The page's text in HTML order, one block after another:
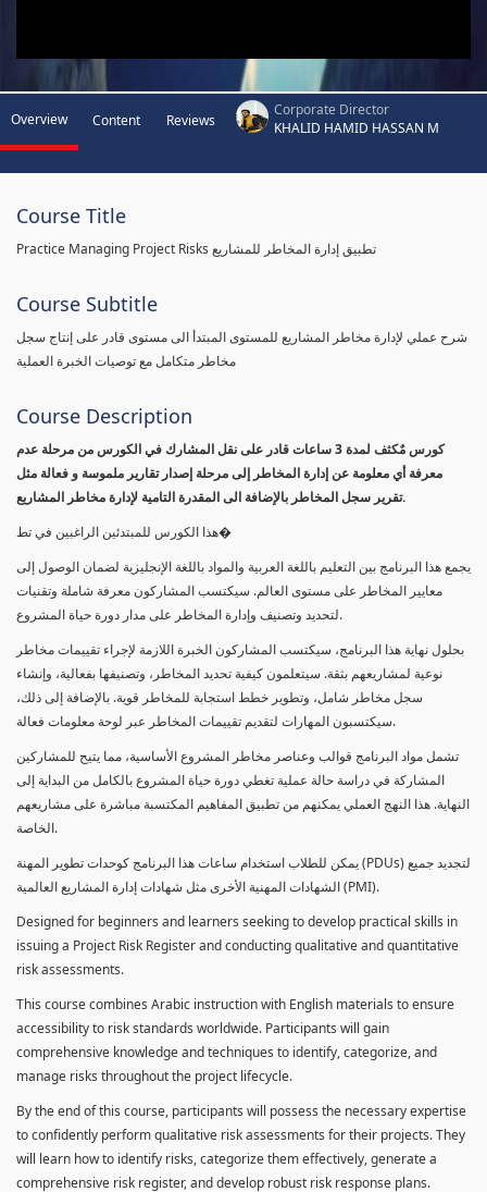
Overview Content Reviews
Corporate Director
KHALID HAMID HASSAN M
Course Title
Practice Managing Project Risks تطبيق إدارة المخاطر للمشاريع
Course Subtitle
شرح عملي لإدارة مخاطر المشاريع للمستوى المبتدأ الى مستوى قادر على إنتاج سجل
مخاطر متكامل مع توصيات الخبرة العملية
Course Description
كورس مٌكثف لمدة 3 ساعات قادر على نقل المشارك في الكورس من مرحلة عدم
معرفة أي معلومة عن إدارة المخاطر إلى مرحلة إصدار تقارير ملموسة و فعالة مثل
تقرير سجل المخاطر بالإضافة الى المقدرة التامية لإدارة مخاطر المشاريع.
هذا الكورس للمبتدئين الراغبين في تط�
يجمع هذا البرنامج بين التعليم باللغة العربية والمواد باللغة الإنجليزية لضمان الوصول إلى
معايير المخاطر على مستوى العالم. سيكتسب المشاركون معرفة شاملة وتقنيات
لتحديد وتصنيف وإدارة المخاطر على مدار دورة حياة المشروع.
بحلول نهاية هذا البرنامج، سيكتسب المشاركون الخبرة اللازمة لإجراء تقييمات مخاطر
نوعية لمشاريعهم بثقة. سيتعلمون كيفية تحديد المخاطر، وتصنيفها بفعالية، وإنشاء
سجل مخاطر شامل، وتطوير خطط استجابة للمخاطر قوية. بالإضافة إلى ذلك،
سيكتسبون المهارات لتقديم تقييمات المخاطر عبر لوحة معلومات فعالة.
تشمل مواد البرنامج قوالب وعناصر مخاطر المشروع الأساسية، مما يتيح للمشاركين
المشاركة في دراسة حالة عملية تغطي دورة حياة المشروع بالكامل من البداية إلى
النهاية. هذا النهج العملي يمكنهم من تطبيق المفاهيم المكتسبة مباشرة على مشاريعهم
الخاصة.
يمكن للطلاب استخدام ساعات هذا البرنامج كوحدات تطوير المهنة (PDUs) لتجديد جميع
الشهادات المهنية الأخرى مثل شهادات إدارة المشاريع العالمية (PMI).
Designed for beginners and learners seeking to develop practical skills in
issuing a Project Risk Register and conducting qualitative and quantitative
risk assessments.
This course combines Arabic instruction with English materials to ensure
accessibility to risk standards worldwide. Participants will gain
comprehensive knowledge and techniques to identify, categorize, and
manage risks throughout the project lifecycle.
By the end of this course, participants will possess the necessary expertise
to confidently perform qualitative risk assessments for their projects. They
will learn how to identify risks, categorize them effectively, generate a
comprehensive risk register, and develop robust risk response plans.